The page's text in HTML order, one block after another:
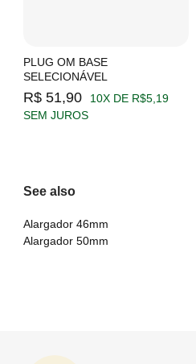
PLUG OM BASE
SELECIONÁVEL
R$ 51,90
10X DE R$5,19
SEM JUROS
See also
Alargador 46mm
Alargador 50mm